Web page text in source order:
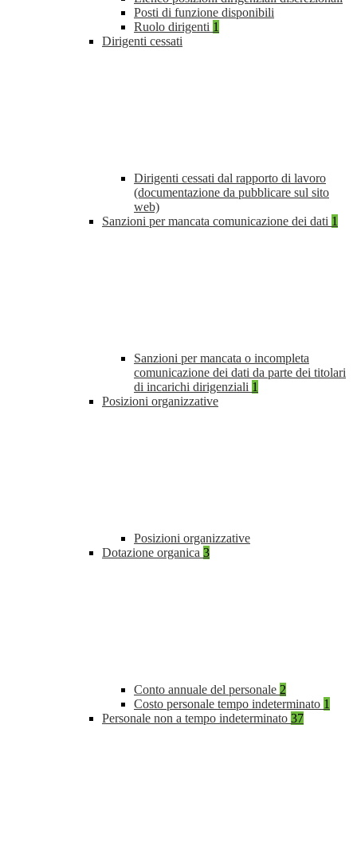
Posti di funzione disponibili
Ruolo dirigenti 1
Dirigenti cessati
Dirigenti cessati dal rapporto di lavoro
(documentazione da pubblicare sul sito
web)
Sanzioni per mancata comunicazione dei dati 1
Sanzioni per mancata o incompleta
comunicazione dei dati da parte dei titolari
di incarichi dirigenziali 1
Posizioni organizzative
Posizioni organizzative
Dotazione organica 3
Conto annuale del personale 2
Costo personale tempo indeterminato 1
Personale non a tempo indeterminato 37